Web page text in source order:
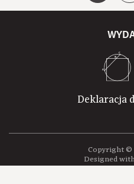
Deklaracja
Copyright ©
Designed